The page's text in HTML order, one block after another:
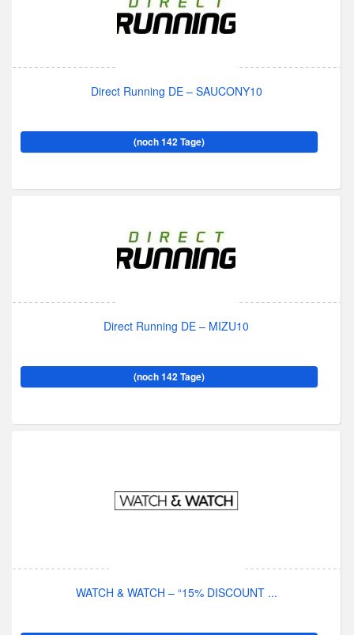
Direct Running DE – SAUCONY10
(noch 142 Tage)
Direct Running DE – MIZU10
(noch 142 Tage)
WATCH & WATCH – “15% DISCOUNT ...